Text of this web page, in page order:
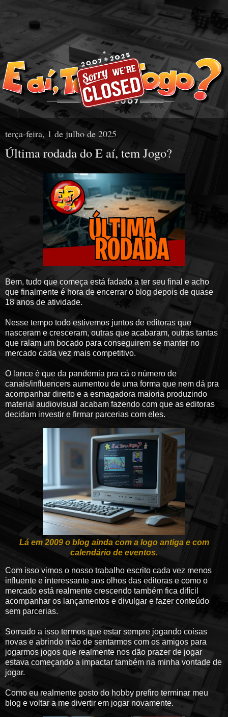
terça-feira, 1 de julho de 2025
Última rodada do E aí, tem Jogo?
Bem, tudo que começa está fadado a ter seu final e acho
que finalmente é hora de encerrar o blog depois de quase
18 anos de atividade.
Nesse tempo todo estivemos juntos de editoras que
nasceram e cresceram, outras que acabaram, outras tantas
que ralam um bocado para conseguirem se manter no
mercado cada vez mais competitivo.
O lance é que da pandemia pra cá o número de
canais/influencers aumentou de uma forma que nem dá pra
acompanhar direito e a esmagadora maioria produzindo
material audiovisual acabam fazendo com que as editoras
decidam investir e firmar parcerias com eles.
Lá em 2009 o blog ainda com a logo antiga e com
calendário de eventos.
Com isso vimos o nosso trabalho escrito cada vez menos
influente e interessante aos olhos das editoras e como o
mercado está realmente crescendo também fica difícil
acompanhar os lançamentos e divulgar e fazer conteúdo
sem parcerias.
Somado a isso termos que estar sempre jogando coisas
novas e abrindo mão de sentarmos com os amigos para
jogarmos jogos que realmente nos dão prazer de jogar
estava começando a impactar também na minha vontade de
jogar.
Como eu realmente gosto do hobby prefiro terminar meu
blog e voltar a me divertir em jogar novamente.